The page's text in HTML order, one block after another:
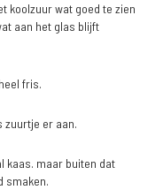
koolzuur wat goed te zien
aan het glas blijft
fris.
zuurtje er aan.
kaas. maar buiten dat
smaken.